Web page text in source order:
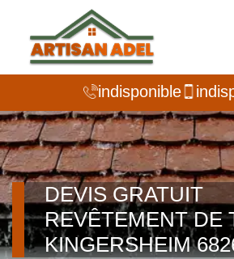
indisponible
DEVIS GRATUIT
REVÊTEMENT DE
KINGERSHEIM